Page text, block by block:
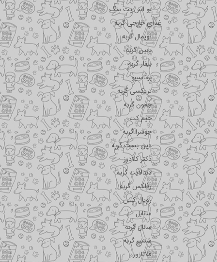
یو اس پت سگ
غذای خارجی گربه
اویمال گربه
بابین گربه
بیفار گربه
بوناسیبو
تریکسی گربه
جمون گربه
جیم کت
جوسرا گربه
دین بست گربه
دکتر کلادرز
دنتالایت گربه
رفلکس گربه
رویال کنین
سانابل
سانال گربه
شسیر گربه
فلاتازور